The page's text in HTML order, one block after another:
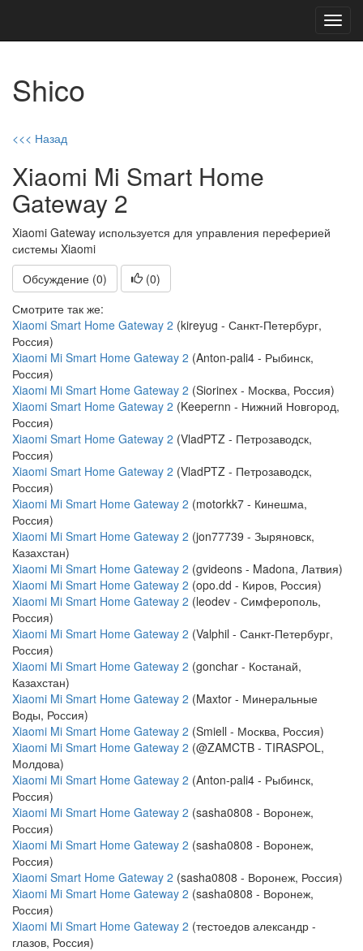
Shico
<<< Назад
Xiaomi Mi Smart Home
Gateway 2
Xiaomi Gateway используется для управления переферией
системы Xiaomi
Обсуждение (0)
(0)
Смотрите так же:
Xiaomi Smart Home Gateway 2 (kireyug - Санкт-Петербург,
Россия)
Xiaomi Mi Smart Home Gateway 2 (Anton-pali4 - Рыбинск,
Россия)
Xiaomi Mi Smart Home Gateway 2 (Siorinex - Москва, Россия)
Xiaomi Smart Home Gateway 2 (Keepernn - Нижний Новгород,
Россия)
Xiaomi Smart Home Gateway 2 (VladPTZ - Петрозаводск,
Россия)
Xiaomi Smart Home Gateway 2 (VladPTZ - Петрозаводск,
Россия)
Xiaomi Mi Smart Home Gateway 2 (motorkk7 - Кинешма,
Россия)
Xiaomi Mi Smart Home Gateway 2 (jon77739 - Зыряновск,
Казахстан)
Xiaomi Mi Smart Home Gateway 2 (gvideons - Madona, Латвия)
Xiaomi Mi Smart Home Gateway 2 (opo.dd - Киров, Россия)
Xiaomi Mi Smart Home Gateway 2 (leodev - Симферополь,
Россия)
Xiaomi Mi Smart Home Gateway 2 (Valphil - Санкт-Петербург,
Россия)
Xiaomi Mi Smart Home Gateway 2 (gonchar - Костанай,
Казахстан)
Xiaomi Mi Smart Home Gateway 2 (Maxtor - Минеральные
Воды, Россия)
Xiaomi Mi Smart Home Gateway 2 (Smiell - Москва, Россия)
Xiaomi Mi Smart Home Gateway 2 (@ZAMCTB - TIRASPOL,
Молдова)
Xiaomi Mi Smart Home Gateway 2 (Anton-pali4 - Рыбинск,
Россия)
Xiaomi Mi Smart Home Gateway 2 (sasha0808 - Воронеж,
Россия)
Xiaomi Mi Smart Home Gateway 2 (sasha0808 - Воронеж,
Россия)
Xiaomi Smart Home Gateway 2 (sasha0808 - Воронеж, Россия)
Xiaomi Mi Smart Home Gateway 2 (sasha0808 - Воронеж,
Россия)
Xiaomi Mi Smart Home Gateway 2 (тестоедов александр -
глазов, Россия)